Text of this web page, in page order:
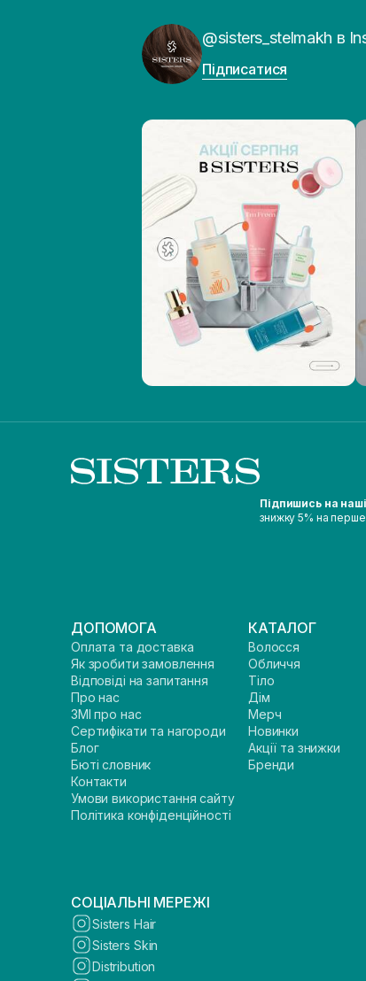
@sisters_stelmakh в
Підписатися
Підпишись на
знижку 5% на
ДОПОМОГА
Оплата та доставка
Як зробити замовлення
Відповіді на запитання
Про нас
ЗМІ про нас
Сертифікати та нагороди
Блог
Бюті словник
Контакти
Умови використання сайту
Політика конфіденційності
КАТАЛОГ
Волосся
Обличчя
Тіло
Дім
Мерч
Новинки
Акції та знижки
Бренди
СОЦІАЛЬНІ МЕРЕЖІ
Sisters Hair
Sisters Skin
Distribution